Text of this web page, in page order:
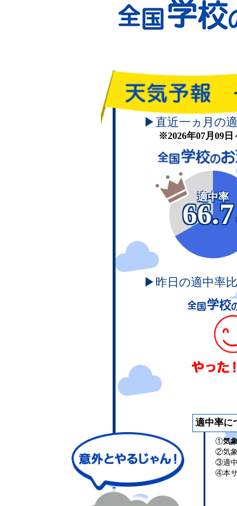
▶直近一ヵ月の
※2026年07月09日
適中率
▶昨日の適中率
適中率に
①気
②気象
③適中
④本サ